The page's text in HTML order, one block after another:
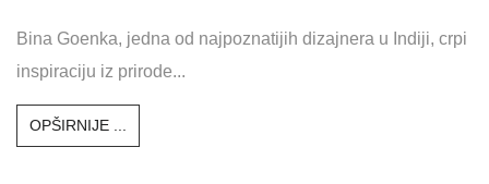
Bina Goenka, jedna od najpoznatijih dizajnera u Indiji, crpi
inspiraciju iz prirode...
OPŠIRNIJE ...